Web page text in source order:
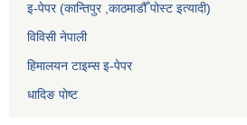
इ-पेपर (कान्तिपुर ,काठमाडौँ पोस्ट इत्यादी)
विविसी नेपाली
हिमालयन टाइम्स इ-पेपर
धादिङ पाेष्ट